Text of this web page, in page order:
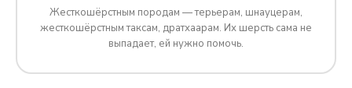
Жесткошёрстным породам — терьерам, шнауцерам,
жесткошёрстным таксам, дратхаарам. Их шерсть сама не
выпадает, ей нужно помочь.